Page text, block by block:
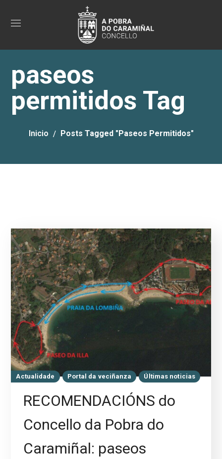
paseos
permitidos Tag
Inicio Posts Tagged "paseos Permitidos"
Actualidade Portal da veciñanza Últimas noticias
RECOMENDACIÓNS do
Concello da Pobra do
Caramiñal: paseos